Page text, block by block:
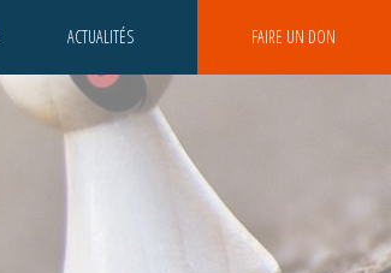
ACTUALITÉS FAIRE UN DON